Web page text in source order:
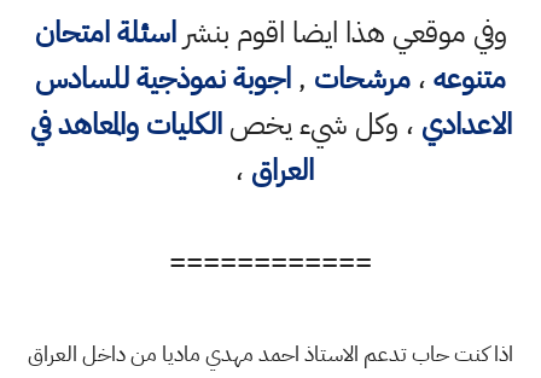
وفي موقعي هذا ايضا اقوم بنشراسئلة امتحان
متنوعه،مرشحات ,اجوبة نموذجية للسادس
الاعدادي ، وكل شيء يخصالكليات والمعاهد في
العراق ،
============
اذا كنت حاب تدعم الاستاذ احمد مهدي ماديا من داخل العراق